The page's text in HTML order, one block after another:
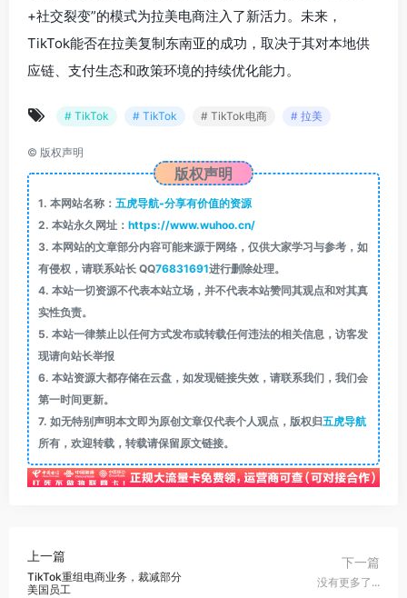
+社交裂变”的模式为拉美电商注入了新活力。未来，
TikTok能否在拉美复制东南亚的成功，取决于其对本地供
应链、支付生态和政策环境的持续优化能力。
# TikTok # TikTok # TikTok电商 # 拉美
© 版权声明
版权声明
1. 本网站名称： 五虎导航-分享有价值的资源
2. 本站永久网址： https://www.wuhoo.cn/
3. 本网站的文章部分内容可能来源于网络，仅供大家学习与参考，如
有侵权，请联系站长 QQ76831691进行删除处理。
4. 本站一切资源不代表本站立场，并不代表本站赞同其观点和对其真
实性负责。
5. 本站一律禁止以任何方式发布或转载任何违法的相关信息，访客发
现请向站长举报
6. 本站资源大都存储在云盘，如发现链接失效，请联系我们，我们会
第一时间更新。
7. 如无特别声明本文即为原创文章仅代表个人观点，版权归五虎导航
所有，欢迎转载，转载请保留原文链接。
上一篇
TikTok重组电商业务，裁减部分
美国员工
下一篇
没有更多了...